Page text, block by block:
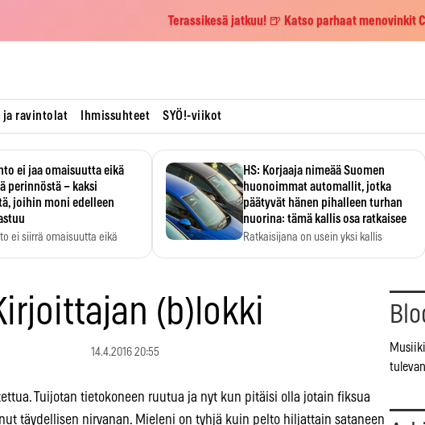
Terassikesä jatkuu! 🍺 Katso parhaat menovinkit
ja ravintolat Ihmissuhteet SYÖ!-viikot
ei jaa omaisuutta eikä
perinnöstä – kaksi
joihin moni edelleen
ei siirrä omaisuutta eikä
HS: Korjaaja nimeää Suomen
huonoimmat automallit, jotka
päätyvät hänen pihalleen turhan
nuorina: tämä kallis osa ratkaisee
Ratkaisijana on usein yksi kallis
(b)lokki
14.4.2016 20:55
Tuijotan tietokoneen ruutua ja nyt kun pitäisi olla jotain fiksua
täydellisen nirvanan. Mieleni on tyhjä kuin pelto hiljattain sataneen